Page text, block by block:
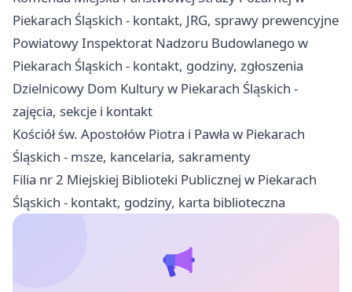
Piekarach Śląskich - kontakt, JRG, sprawy prewencyjne
Powiatowy Inspektorat Nadzoru Budowlanego w
Piekarach Śląskich - kontakt, godziny, zgłoszenia
Dzielnicowy Dom Kultury w Piekarach Śląskich -
zajęcia, sekcje i kontakt
Kościół św. Apostołów Piotra i Pawła w Piekarach
Śląskich - msze, kancelaria, sakramenty
Filia nr 2 Miejskiej Biblioteki Publicznej w Piekarach
Śląskich - kontakt, godziny, karta biblioteczna